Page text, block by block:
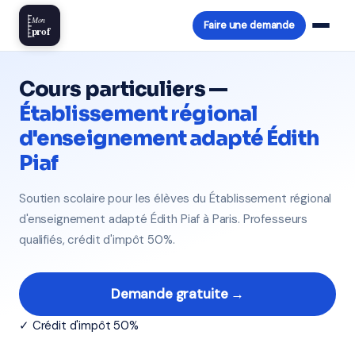
Mon
prof Faire une demande
Cours particuliers —
Établissement régional
d'enseignement adapté Édith
Piaf
Soutien scolaire pour les élèves du Établissement régional
d'enseignement adapté Édith Piaf à Paris. Professeurs
qualifiés, crédit d'impôt 50%.
Demande gratuite →
✓ Crédit d'impôt 50%